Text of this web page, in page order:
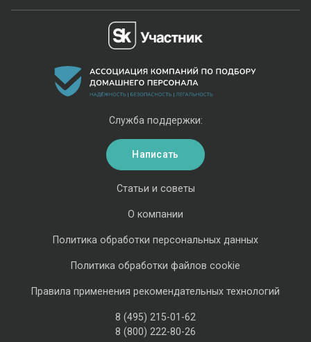
Статьи и советы
О компании
Политика обработки персональных данных
Политика обработки файлов cookie
Правила применения рекомендательных технологий
8 (495) 215-01-62
8 (800) 222-80-26
Служба поддержки:
Написать